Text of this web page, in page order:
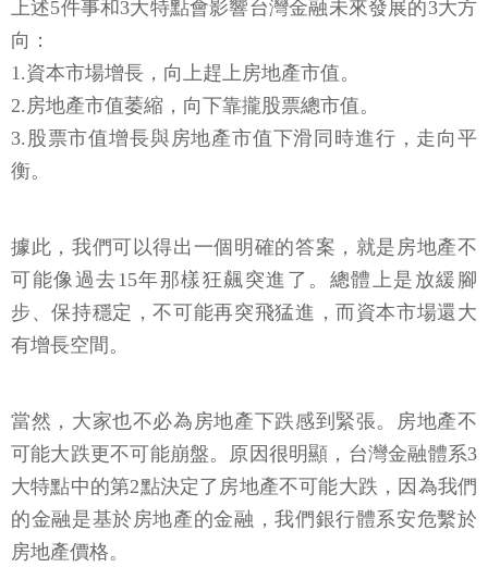
上述5件事和3大特點會影響台灣金融未來發展的3大方
向：
1.資本市場增長，向上趕上房地產市值。
2.房地產市值萎縮，向下靠攏股票總市值。
3.股票市值增長與房地產市值下滑同時進行，走向平
衡。
據此，我們可以得出一個明確的答案，就是房地產不
可能像過去15年那樣狂飆突進了。總體上是放緩腳
步、保持穩定，不可能再突飛猛進，而資本市場還大
有增長空間。
當然，大家也不必為房地產下跌感到緊張。房地產不
可能大跌更不可能崩盤。原因很明顯，台灣金融體系3
大特點中的第2點決定了房地產不可能大跌，因為我們
的金融是基於房地產的金融，我們銀行體系安危繫於
房地產價格。